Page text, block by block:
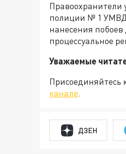
Правоохранители
полиции № 1 УМВД
нанесения
процессуальное
Уважаемые
Присоединяйтесь
канале.
ДЗЕН